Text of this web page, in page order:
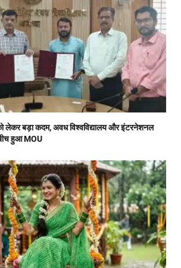
लेकर बड़ा कदम, अवध विश्वविद्यालय और इंटरनेशनल
हुआ MOU